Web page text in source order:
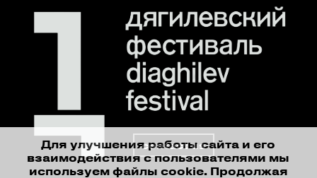
contact us
Для улучшения работы сайта и его
взаимодействия с пользователями мы
используем файлы cookie. Продолжая